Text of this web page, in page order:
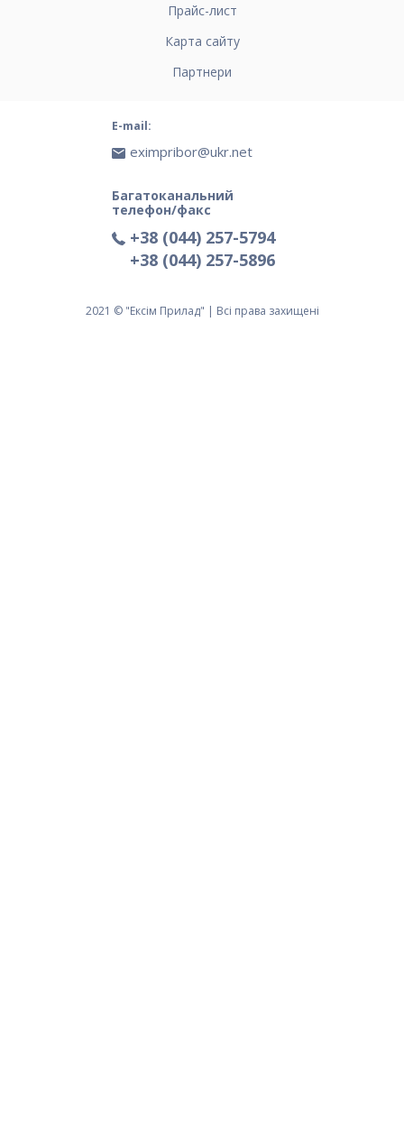
Прайс-лист
Карта сайту
Партнери
E-mail:
eximpribor@ukr.net
Багатоканальний
телефон/факс
+38 (044) 257-5794
+38 (044) 257-5896
2021 © "Ексім Прилад" | Всі права захищені